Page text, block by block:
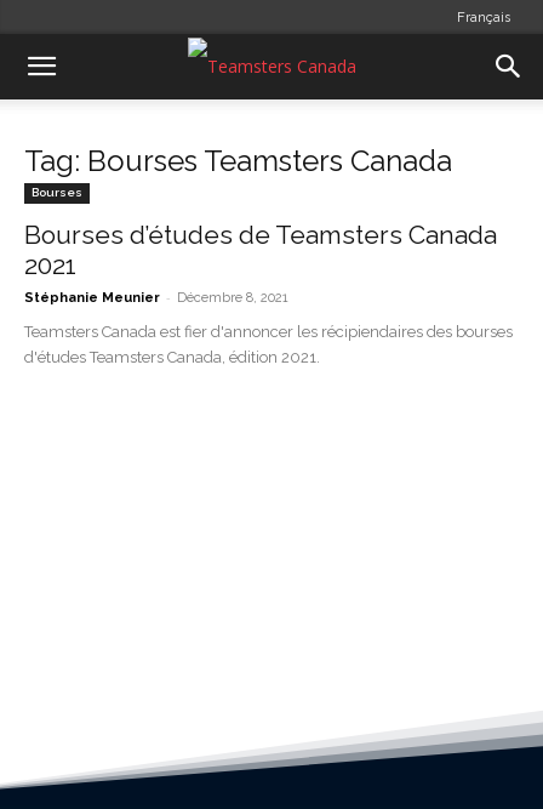
Français
Tag: Bourses Teamsters Canada
Bourses
Bourses d’études de Teamsters Canada
2021
Stéphanie Meunier - Décembre 8, 2021
Teamsters Canada est fier d'annoncer les récipiendaires des bourses
d'études Teamsters Canada, édition 2021.